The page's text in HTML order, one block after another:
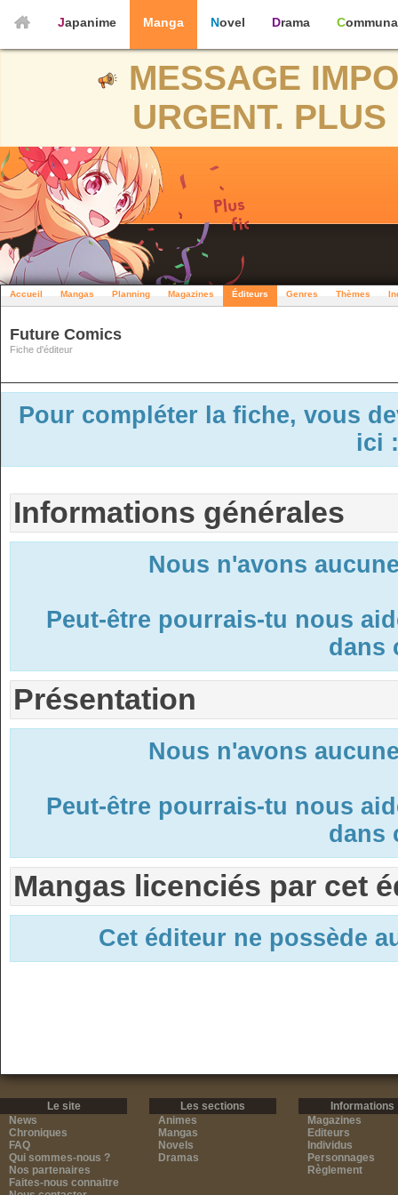
Japanime Manga Novel Drama
MESSAGE
URGENT.
Accueil Mangas Planning Magazines Éditeurs Genres Thèmes
Future Comics
Fiche d'éditeur
Pour compléter la fiche, vous
ici
Informations générales
Nous n'avons
Peut-être pourrais-tu nous
dans
Présentation
Nous n'avons
Peut-être pourrais-tu nous
dans
Mangas licenciés par cet
Cet éditeur ne possède
Le site
News
Chroniques
FAQ
Qui sommes-nous ?
Nos partenaires
Faites-nous connaitre
Les sections
Animes
Mangas
Novels
Dramas
Informations
Magazines
Editeurs
Individus
Personnages
Règlement